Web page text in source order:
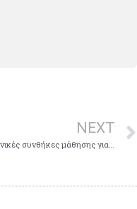
NEXT